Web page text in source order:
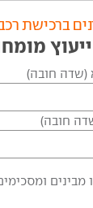
ברכישת
חובה)
חובה)
מבינים